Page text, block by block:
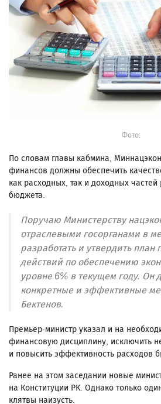
Фото:
По словам главы кабмина,
финансов должны обеспечить
как расходных, так и доходных частей
бюджета.
Поручаю Министерству
отраслевыми госорганами в
разработать и утвердить
действий по обеспечению
уровне 6% в текущем году. Он
конкретные и эффективные
Бектенов.
Премьер-министр указал и на
финансовую дисциплину, исключить
и повысить эффективность расходов
Ранее на этом заседании новые
на Конституции РК. Однако только
клятвы наизусть.